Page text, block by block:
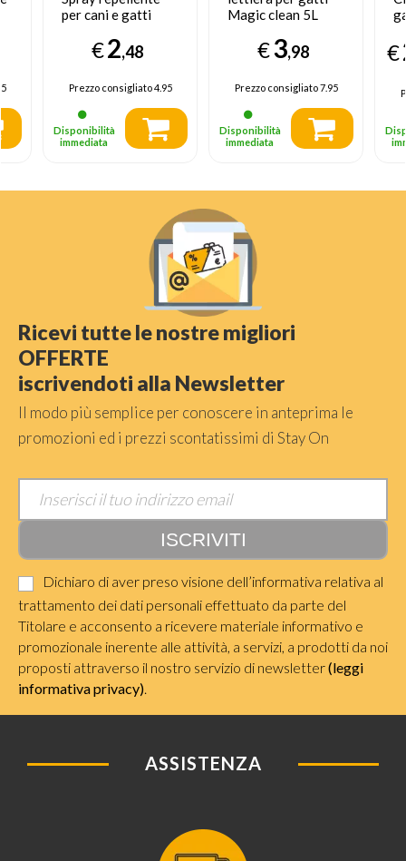
per cani e gatti
€2,48
Prezzo consigliato4.95
Disponibilità
immediata
Magic clean 5L
€3,98
Prezzo consigliato7.95
Disponibilità
immediata
€
Ricevi tutte le nostre migliori
OFFERTE
iscrivendoti alla Newsletter
Il modo più semplice per conoscere in anteprima le
promozioni ed i prezzi scontatissimi di Stay On
Dichiaro di aver preso visione dell’informativa relativa al
trattamento dei dati personali effettuato da parte del
Titolare e acconsento a ricevere materiale informativo e
promozionale inerente alle attività, a servizi, a prodotti da noi
proposti attraverso il nostro servizio di newsletter(leggi
informativa privacy).
ASSISTENZA